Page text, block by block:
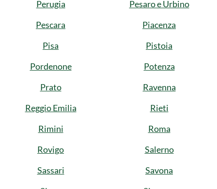
Perugia
Pesaro e Urbino
Pescara
Piacenza
Pisa
Pistoia
Pordenone
Potenza
Prato
Ravenna
Reggio Emilia
Rieti
Rimini
Roma
Rovigo
Salerno
Sassari
Savona